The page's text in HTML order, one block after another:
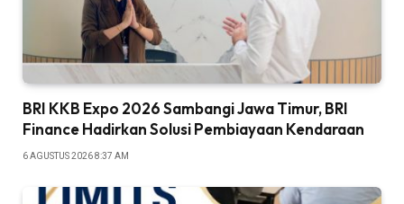
BRI KKB Expo 2026 Sambangi Jawa Timur, BRI
Finance Hadirkan Solusi Pembiayaan Kendaraan
6 AGUSTUS 2026 8:37 AM